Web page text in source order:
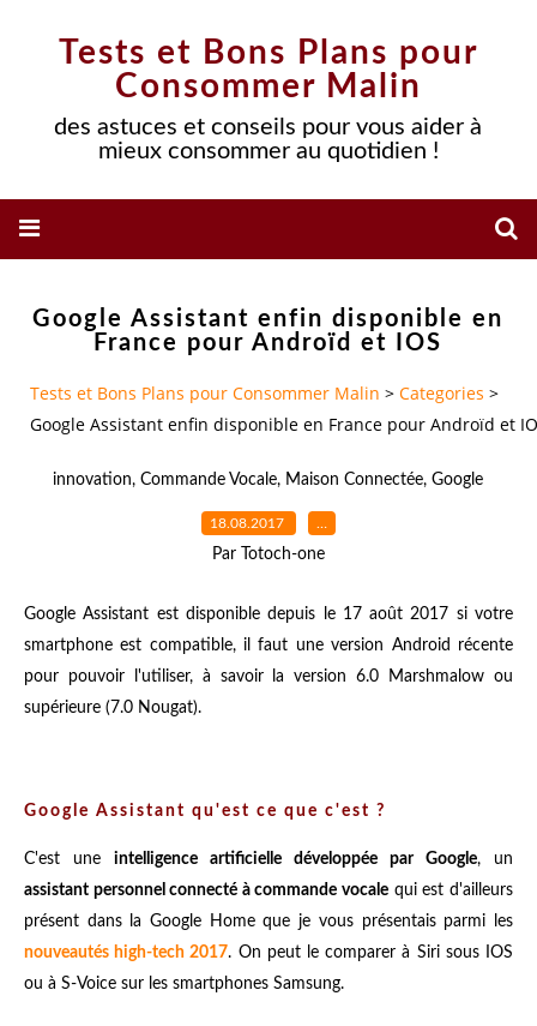
Tests et Bons Plans pour
Consommer Malin
des astuces et conseils pour vous aider à
mieux consommer au quotidien !
Google Assistant enfin disponible en
France pour Androïd et IOS
Tests et Bons Plans pour Consommer Malin > Categories >
Google Assistant enfin disponible en France pour Androïd et
innovation,Commande Vocale, Maison Connectée,Google
18.08.2017 …
Par Totoch-one
Google Assistant est disponible depuis le 17 août 2017 si votre
smartphone est compatible, il faut une version Android récente
pour pouvoir l'utiliser, à savoir la version 6.0 Marshmalow ou
supérieure (7.0 Nougat).
Google Assistant qu'est ce que c'est ?
C'est une intelligence artificielle développée par Google, un
assistant personnel connecté à commande vocale qui est d'ailleurs
présent dans la Google Home que je vous présentais parmi les
nouveautés high-tech 2017. On peut le comparer à Siri sous IOS
ou à S-Voice sur les smartphones Samsung.